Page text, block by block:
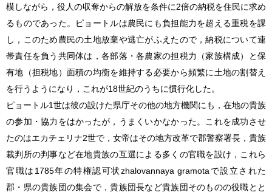
模しながら，役人の収奪からの解放を条件に2倍の納税を住民に求め
るものであった。ピョートルは農民にも負担能力を超える重税を課
し，このため農民の土地放棄や逃亡がふえたので，納税について連
帯責任を負う共同体は，各部落・各農家の担税力（家族構成）と保
有地（担税地）面積の均衡を維持する必要から頻繁に土地の割替え
を行うようになり，これが18世紀のうちに慣行化した。
ピョートル1世は彼の設けた県庁その他の地方機関にも，在地の貴族
の参加・協力をはかったが，うまくいかなかった。これを成功させ
たのはエカチェリナ2世で，女帝はその地方改革で郡警察署長，貴族
裁判所の判事など在地貴族の互選による多くの官職を設け，これら
官職は1785年の特権認可状zhalovannaya gramotaで設立された
郡・県の貴族団の集会で，貴族団長など貴族団そのものの役職とと